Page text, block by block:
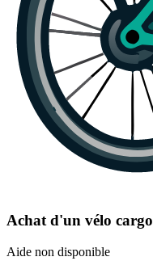
Achat d'un vélo cargo
Aide non disponible